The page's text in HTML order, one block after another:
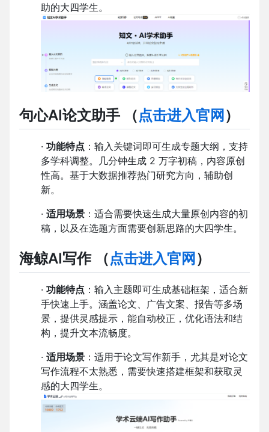
助的大四学生。
句心AI论文助手 （点击进入官网 ）
· 功能特点 ：输入关键词即可生成专题大纲，支持
多学科调整。几分钟生成 2 万字初稿，内容原创
性高。基于大数据推荐热门研究方向，辅助创
新。
· 适用场景 ：适合需要快速生成大量原创内容的初
稿，以及在选题方面需要创新思路的大四学生。
海鲸AI写作（点击进入官网 ）
· 功能特点 ：输入主题即可生成基础框架，适合新
手快速上手。涵盖论文、广告文案、报告等多场
景，提供灵感提示，能自动校正，优化语法和结
构，提升文本流畅度。
· 适用场景 ：适用于论文写作新手，尤其是对论文
写作流程不太熟悉，需要快速搭建框架和获取灵
感的大四学生。